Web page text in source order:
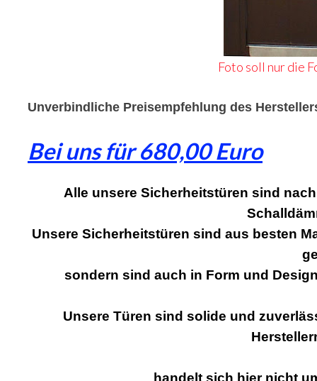
Foto soll nur die
Unverbindliche Preisempfehlung des
Bei uns für 680,00 Euro
Alle unsere Sicherheitstüren sind
Unsere Sicherheitstüren sind aus besten
sondern sind auch in Form und
Unsere Türen sind solide und
handelt sich hier nicht